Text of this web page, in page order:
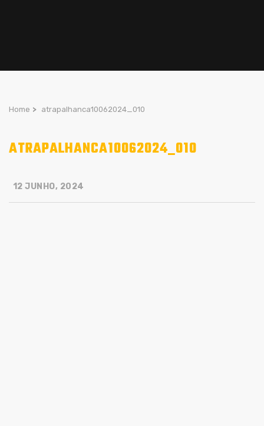
Home > atrapalhanca10062024_010
ATRAPALHANCA10062024_010
12 JUNHO, 2024